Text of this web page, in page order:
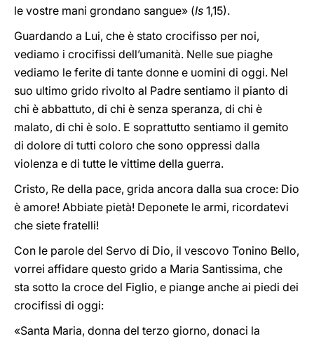
le vostre mani grondano sangue» (Is 1,15).
Guardando a Lui, che è stato crocifisso per noi,
vediamo i crocifissi dell’umanità. Nelle sue piaghe
vediamo le ferite di tante donne e uomini di oggi. Nel
suo ultimo grido rivolto al Padre sentiamo il pianto di
chi è abbattuto, di chi è senza speranza, di chi è
malato, di chi è solo. E soprattutto sentiamo il gemito
di dolore di tutti coloro che sono oppressi dalla
violenza e di tutte le vittime della guerra.
Cristo, Re della pace, grida ancora dalla sua croce: Dio
è amore! Abbiate pietà! Deponete le armi, ricordatevi
che siete fratelli!
Con le parole del Servo di Dio, il vescovo Tonino Bello,
vorrei affidare questo grido a Maria Santissima, che
sta sotto la croce del Figlio, e piange anche ai piedi dei
crocifissi di oggi:
«Santa Maria, donna del terzo giorno, donaci la